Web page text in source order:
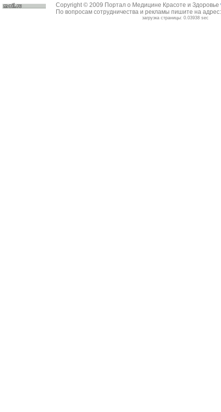
Copyright © 2009 Портал о Медицине Красоте и Здоровье
По вопросам сотрудничества и рекламы пишите на
загрузка страницы: 0.03938 sec